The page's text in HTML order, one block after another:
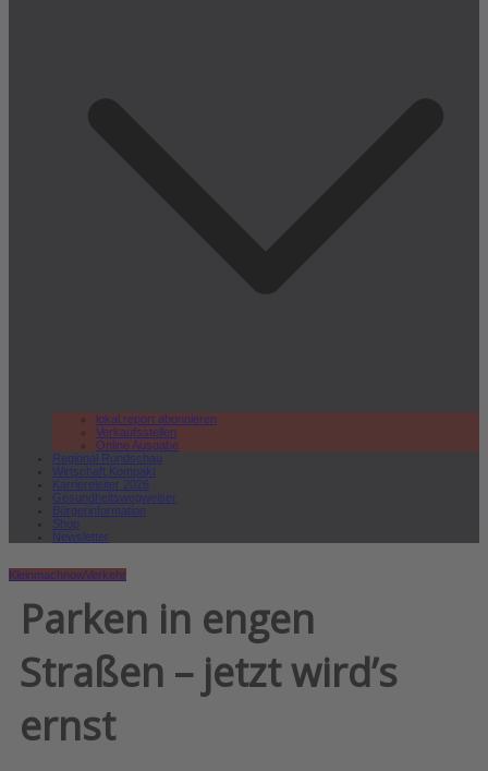
lokal.report abonnieren
Verkaufsstellen
Online Ausgabe
Regional Rundschau
Wirtschaft.Kompakt
Karriereleiter 2026
Gesundheitswegweiser
Bürgerinformation
Shop
Newsletter
KleinmachnowVerkehr
Parken in engen
Straßen – jetzt wird’s
ernst